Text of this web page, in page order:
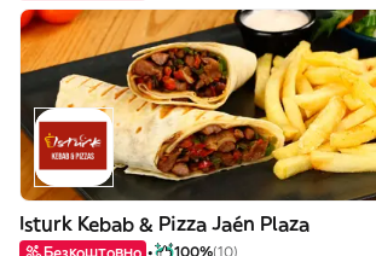
Isturk Kebab & Pizza Jaén Plaza
Безкоштовно 100%(10)